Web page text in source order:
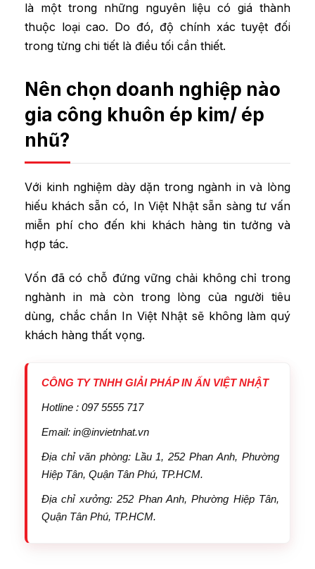
Khuôn
3D
Đặc điểm: Sự kết hợp giữ kim loại và
nhựa
công đoạn.
Tiết kiệm chi phí
Ứng dụng: thiệp cưới, hộp thuốc
lá, hộp bánh,…
là một trong những nguyên liệu có giá thành
thuộc loại cao. Do đó, độ chính xác tuyệt đối
trong từng chi tiết là điều tối cần thiết.
Nên chọn doanh nghiệp nào
gia công khuôn ép kim/ ép
nhũ?
Với kinh nghiệm dày dặn trong ngành in và lòng
hiếu khách sẵn có, In Việt Nhật sẵn sàng tư vấn
miễn phí cho đến khi khách hàng tin tưởng và
hợp tác.
Vốn đã có chỗ đứng vững chải không chỉ trong
nghành in mà còn trong lòng của người tiêu
dùng, chắc chắn In Việt Nhật sẽ không làm quý
khách hàng thất vọng.
CÔNG TY TNHH GIẢI PHÁP IN ẤN VIỆT NHẬT
Hotline : 097 5555 717
Email: in@invietnhat.vn
Địa chỉ văn phòng: Lầu 1, 252 Phan Anh, Phường
Hiệp Tân, Quận Tân Phú, TP.HCM.
Địa chỉ xưởng: 252 Phan Anh, Phường Hiệp Tân,
Quận Tân Phú, TP.HCM.